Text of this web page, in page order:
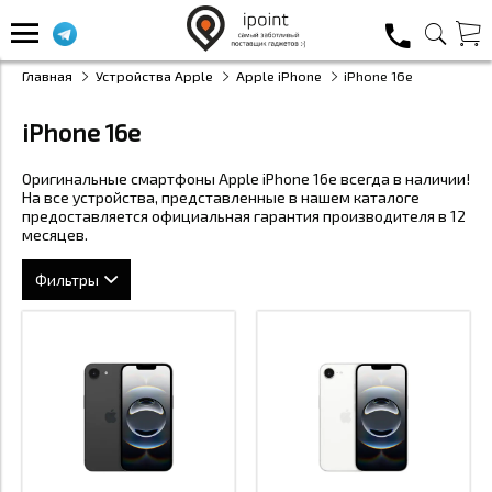
Главная Устройства Apple Apple iPhone iPhone 16e
iPhone 16e
Оригинальные смартфоны Apple iPhone 16e всегда в наличии!
На все устройства, представленные в нашем каталоге
предоставляется официальная гарантия производителя в 12
месяцев.
Фильтры
iPhone 16e
Применить Закрыть
Объём памяти
256 ГБ
Материал
Алюминий
Стандарт связи